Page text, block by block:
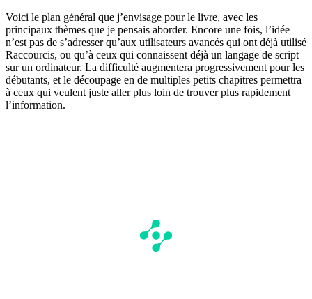
Voici le plan général que j’envisage pour le livre, avec les
principaux thèmes que je pensais aborder. Encore une fois, l’idée
n’est pas de s’adresser qu’aux utilisateurs avancés qui ont déjà utilisé
Raccourcis, ou qu’à ceux qui connaissent déjà un langage de script
sur un ordinateur. La difficulté augmentera progressivement pour les
débutants, et le découpage en de multiples petits chapitres permettra
à ceux qui veulent juste aller plus loin de trouver plus rapidement
l’information.